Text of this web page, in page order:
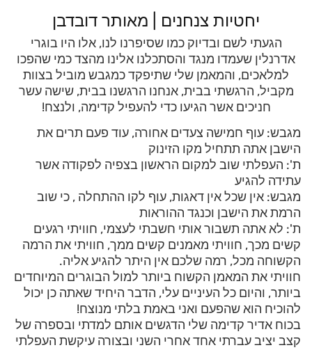
יחטיות צנחנים | מאותר דובדבן
הגעתי לשם ובדיוק כמו שסיפרנו לנו, אלו היו בוגרי
אדרנלין שעמדו מנגד והסתכלנו אלינו מהצד כמי שהפכו
למלאכים, והמאמן שלי שתיפקד כמגבש מוביל בצוות
מקביל, הרגשתי בבית, אנחנו הרגשנו בבית, שישה עשר
חניכים אשר הגיעו כדי להעפיל קדימה, ולנצח!
מגבש: עוף חמישה צעדים אחורה, עוד פעם תרים את
הישבן אתה תתחיל מקו הזינוק
ת': העפלתי שוב למקום הראשון בצפיה לפקודה אשר
עתידה להגיע
מגבש: אין שכל אין דאגות, עוף לקו ההתחלה , כי שוב
הרמת את הישבן וכנגד ההוראות
ת': לא אתה תשבור אותי חשבתי לעצמי, חוויתי רגעים
קשים מכך, חוויתי מאמנים קשים ממך, חוויתי את הרמה
הקשוחה מכל, רמה שלכם אין היתר להגיע אליה.
חוויתי את המאמן הקשוח ביותר למול הבוגרים המיוחדים
ביותר, והיום כל העיניים עלי, הדבר היחיד שאתה כן יכול
להוכיח הוא שהפעם ואני באמת בלתי מנוצח!
בכוח אדיר קדימה שלי הדגשים אותם למדתי ובספרה של
קצב יציב עברתי אחד אחרי השני ובצורה עיקשת העפלתי